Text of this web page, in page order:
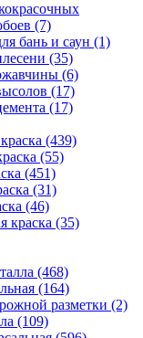
(7)
бань и саун (1)
(35)
(6)
(17)
(17)
(439)
(55)
(451)
(31)
(46)
краска (35)
(468)
(164)
разметки (2)
(109)